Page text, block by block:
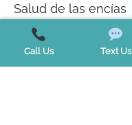
Salud de las encías
Sin categorizar
Call Us Text Us